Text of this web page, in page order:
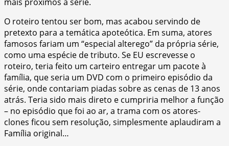
O roteiro tentou ser bom, mas acabou servindo de
pretexto para a temática apoteótica. Em suma, atores
famosos fariam um “especial alterego” da própria série,
como uma espécie de tributo. Se EU escrevesse o
roteiro, teria feito um carteiro entregar um pacote à
família, que seria um DVD com o primeiro episódio da
série, onde contariam piadas sobre as cenas de 13 anos
atrás. Teria sido mais direto e cumpriria melhor a função
– no episódio que foi ao ar, a trama com os atores-
clones ficou sem resolução, simplesmente aplaudiram a
Família original…